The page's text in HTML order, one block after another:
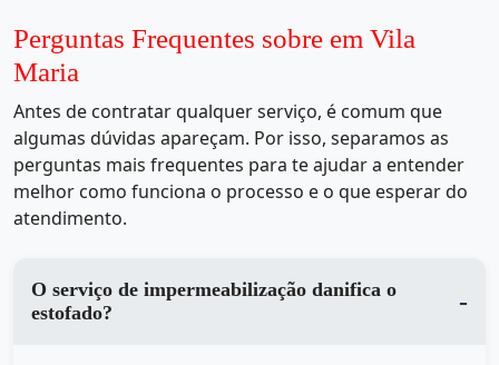
Perguntas Frequentes sobre em Vila
Maria
Antes de contratar qualquer serviço, é comum que
algumas dúvidas apareçam. Por isso, separamos as
perguntas mais frequentes para te ajudar a entender
melhor como funciona o processo e o que esperar do
atendimento.
O serviço de impermeabilização danifica o
estofado?